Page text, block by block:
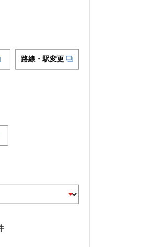
路線・駅変更